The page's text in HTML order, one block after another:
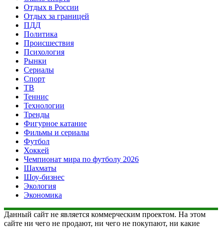
Отдых в России
Отдых за границей
ПДД
Политика
Происшествия
Психология
Рынки
Сериалы
Спорт
ТВ
Теннис
Технологии
Тренды
Фигурное катание
Фильмы и сериалы
Футбол
Хоккей
Чемпионат мира по футболу 2026
Шахматы
Шоу-бизнес
Экология
Экономика
Данный сайт не является коммерческим проектом. На этом
сайте ни чего не продают, ни чего не покупают, ни какие